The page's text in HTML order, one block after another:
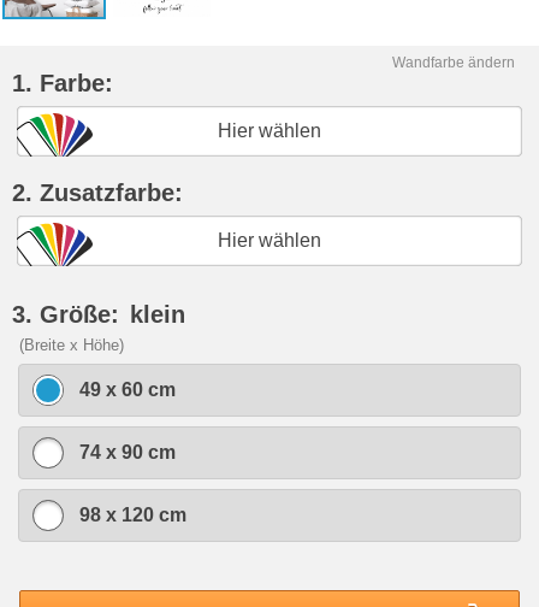
Wandfarbe ändern
1. Farbe:
Hier wählen
2. Zusatzfarbe:
Hier wählen
3. Größe: klein
(Breite x Höhe)
49 x 60 cm
74 x 90 cm
98 x 120 cm